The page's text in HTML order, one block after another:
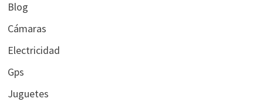
Blog
Cámaras
Electricidad
Gps
Juguetes